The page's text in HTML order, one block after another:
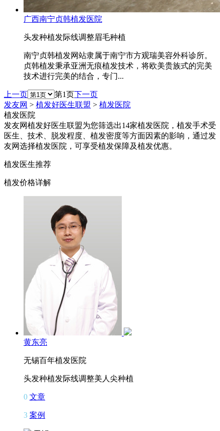
广西南宁贞韩植发医院
头发种植发际线调整眉毛种植
南宁贞韩植发网站隶属于南宁市方观瑞美容外科诊所。
贞韩植发秉承亚洲无痕植发技术，将欧美贵族式的完美
技术进行完美的结合，专门...
上一页 第1页下一页
发友网 > 植发好医生联盟 > 植发医院
植发医院
发友网植发好医生联盟为您筛选出14家植发医院，植发手术受
医生、技术、脱发程度、植发密度等方面因素的影响，通过发
友网选择植发医院，可享受植发保障及植发优惠。
植发医生推荐
植发价格详解
黄东亮
无锡百年植发医院
头发种植发际线调整美人尖种植
0 文章
3 案例